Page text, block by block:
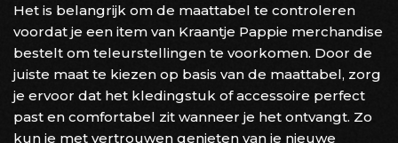
Het is belangrijk om de maattabel te controleren
voordat je een item van Kraantje Pappie merchandise
bestelt om teleurstellingen te voorkomen. Door de
juiste maat te kiezen op basis van de maattabel, zorg
je ervoor dat het kledingstuk of accessoire perfect
past en comfortabel zit wanneer je het ontvangt. Zo
kun je met vertrouwen genieten van je nieuwe